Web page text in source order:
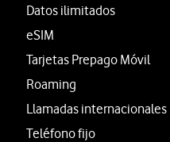
Datos ilimitados
eSIM
Tarjetas Prepago Móvil
Roaming
Llamadas internacionales
Teléfono fijo